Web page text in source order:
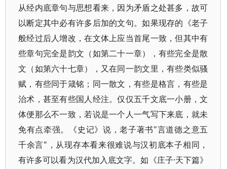
从经内底章句与思想看来，因为矛盾之处甚多，故可
以断定其中必有许多后加的文句。如果现存的《老子
般经过后人增改，在文体上应当首尾一致，但其中有
些章句完全是韵文（如第二十一章），有些完全是散
文（如第六十七章），又在同一韵文里，有些类似骚
赋，有些同于箴铭；同一散文，有些是格言，有些是
治术，甚至有些国人经注。仅仅五千文底一小册，文
体便那么不一致，若说是一个人一气写下来底，就未
免有点牵强。《史记》说，老子著书"言道德之意五
千余言"，从现存本看来很难说与汉初底本子相同，
有许多可以看为汉代加入底文字。如《庄子·天下篇》